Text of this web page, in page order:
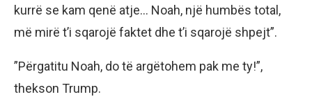
kurrë se kam qenë atje… Noah, një humbës total,
më mirë t’i sqarojë faktet dhe t’i sqarojë shpejt”.
”Përgatitu Noah, do të argëtohem pak me ty!”,
thekson Trump.